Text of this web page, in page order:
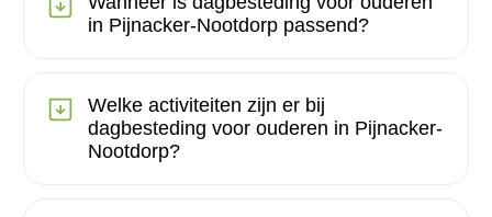
in Pijnacker-Nootdorp passend?
Welke activiteiten zijn er bij
dagbesteding voor ouderen in Pijnacker-
Nootdorp?